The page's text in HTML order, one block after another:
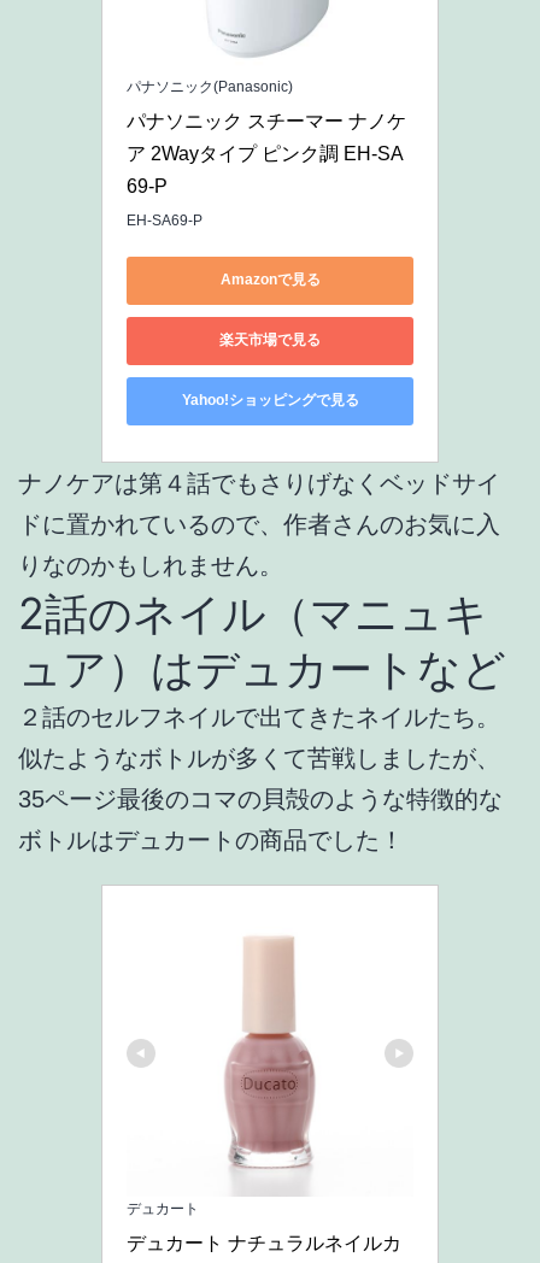
パナソニック(Panasonic)
パナソニック スチーマー ナノケ
ア 2Wayタイプ ピンク調 EH-SA
69-P
EH-SA69-P
Amazonで見る
楽天市場で見る
Yahoo!ショッピングで見る
ナノケアは第４話でもさりげなくベッドサイ
ドに置かれているので、作者さんのお気に入
りなのかもしれません。
2話のネイル（マニュキ
ュア）はデュカートなど
２話のセルフネイルで出てきたネイルたち。
似たようなボトルが多くて苦戦しましたが、
35ページ最後のコマの貝殻のような特徴的な
ボトルはデュカートの商品でした！
デュカート
デュカート ナチュラルネイルカ